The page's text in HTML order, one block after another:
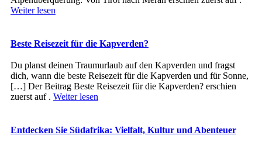
Weiter lesen
Beste Reisezeit für die Kapverden?
Du planst deinen Traumurlaub auf den Kapverden und fragst
dich, wann die beste Reisezeit für die Kapverden und für Sonne,
[…] Der Beitrag Beste Reisezeit für die Kapverden? erschien
zuerst auf . Weiter lesen
Entdecken Sie Südafrika: Vielfalt, Kultur und Abenteuer